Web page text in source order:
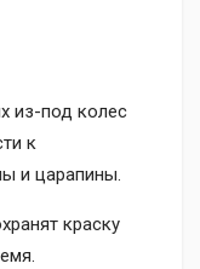
из-под колес
к
и царапины.
краску